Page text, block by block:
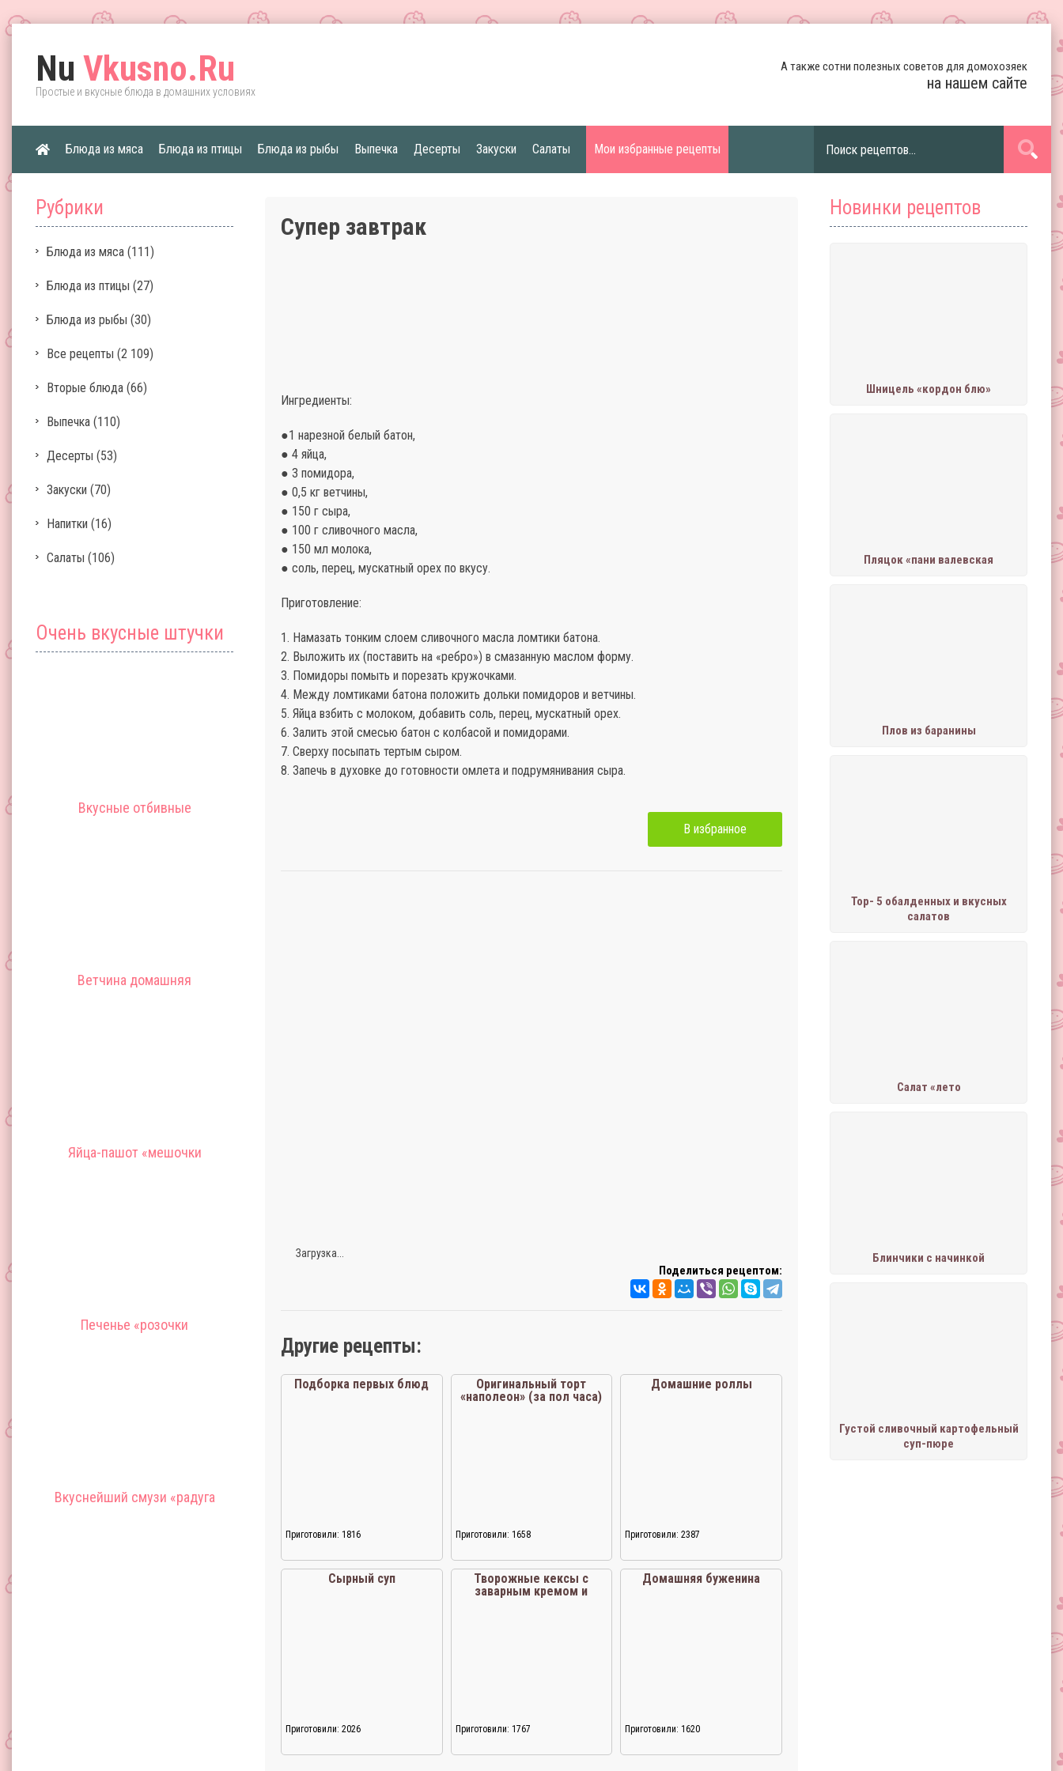
Nu Vkusno.Ru
Простые и вкусные блюда в домашних условиях
А также сотни полезных советов для домохозяек
на нашем сайте
Блюда из мяса Блюда из птицы Блюда из рыбы Выпечка Десерты Закуски Салаты Мои избранные рецепты
Рубрики
Блюда из мяса (111)
Блюда из птицы (27)
Блюда из рыбы (30)
Все рецепты (2 109)
Вторые блюда (66)
Выпечка (110)
Десерты (53)
Закуски (70)
Напитки (16)
Салаты (106)
Очень вкусные штучки
Вкусные отбивные
Ветчина домашняя
Яйца-пашот «мешочки
Печенье «розочки
Вкуснейший смузи «радуга
Новинки рецептов
Шницель «кордон блю»
Пляцок «пани валевская
Плов из баранины
Тор- 5 обалденных и вкусных
салатов
Салат «лето
Блинчики с начинкой
Густой сливочный картофельный
суп-пюре
Супер завтрак
Ингредиенты:
●1 нарезной белый батон,
● 4 яйца,
● 3 помидора,
● 0,5 кг ветчины,
● 150 г сыра,
● 100 г сливочного масла,
● 150 мл молока,
● соль, перец, мускатный орех по вкусу.
Приготовление:
1. Намазать тонким слоем сливочного масла ломтики батона.
2. Выложить их (поставить на «ребро») в смазанную маслом форму.
3. Помидоры помыть и порезать кружочками.
4. Между ломтиками батона положить дольки помидоров и ветчины.
5. Яйца взбить с молоком, добавить соль, перец, мускатный орех.
6. Залить этой смесью батон с колбасой и помидорами.
7. Сверху посыпать тертым сыром.
8. Запечь в духовке до готовности омлета и подрумянивания сыра.
В избранное
Загрузка...
Поделиться рецептом:
Другие рецепты:
Подборка первых блюд
Приготовили: 1816
Оригинальный торт
«наполеон» (за пол часа)
Приготовили: 1658
Домашние роллы
Приготовили: 2387
Сырный суп
Приготовили: 2026
Творожные кексы с
заварным кремом и
Приготовили: 1767
Домашняя буженина
Приготовили: 1620